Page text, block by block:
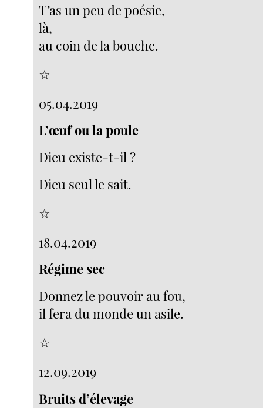
T’as un peu de poésie,
là,
au coin de la bouche.
☆
05.04.2019
L’œuf ou la poule
Dieu existe-t-il ?
Dieu seul le sait.
☆
18.04.2019
Régime sec
Donnez le pouvoir au fou,
il fera du monde un asile.
☆
12.09.2019
Bruits d’élevage